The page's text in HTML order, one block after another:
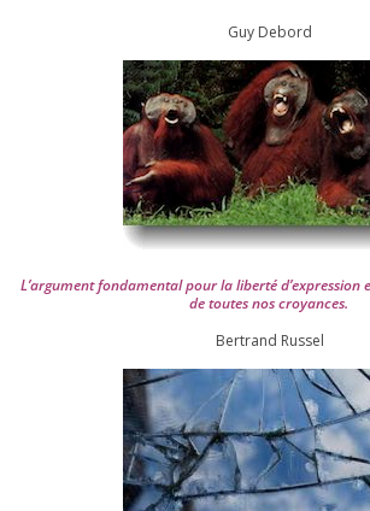
Guy Debord
L’argument fon­da­men­tal pour la liber­té d’expression
de toutes nos croyances.
Ber­trand Russel